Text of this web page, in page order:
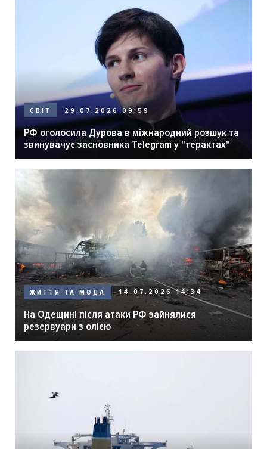
СВІТ 29.07.2026 09:59
РФ оголосила Дурова в міжнародний розшук та
звинувачує засновника Telegram у "терактах"
ЖИТТЯ ТА МОДА 14.07.2026 14:34
На Одещині після атаки РФ зайнялися
резервуари з олією